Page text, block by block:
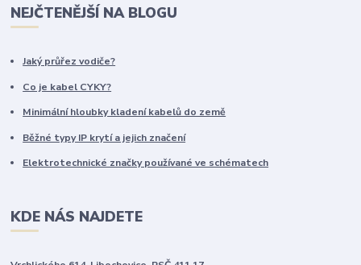
NEJČTENĚJŠÍ NA BLOGU
Jaký průřez vodiče?
Co je kabel CYKY?
Minimální hloubky kladení kabelů do země
Běžné typy IP krytí a jejich značení
Elektrotechnické značky používané ve schématech
KDE NÁS NAJDETE